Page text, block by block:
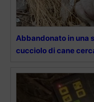
Abbandonato in una
cucciolo di cane